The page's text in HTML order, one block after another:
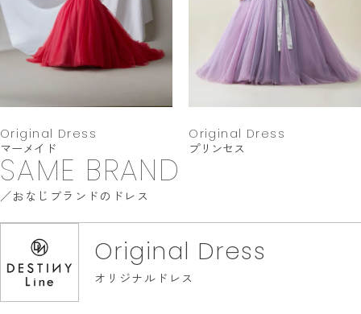
Original Dress
マーメイド
Original Dress
プリンセス
SAME BRAND
おなじブランドのドレス
Original Dress
オリジナルドレス